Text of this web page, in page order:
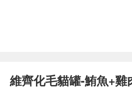
維齊化毛貓罐-鮪魚+雞